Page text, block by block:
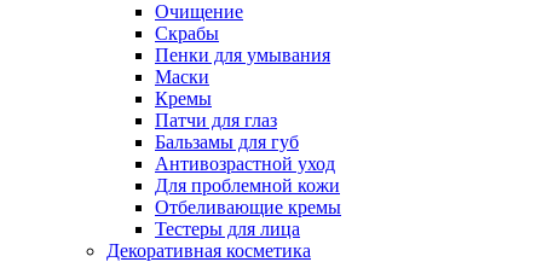
Очищение
Скрабы
Пенки для умывания
Маски
Кремы
Патчи для глаз
Бальзамы для губ
Антивозрастной уход
Для проблемной кожи
Oтбеливающие кремы
Тестеры для лица
Декоративная косметика